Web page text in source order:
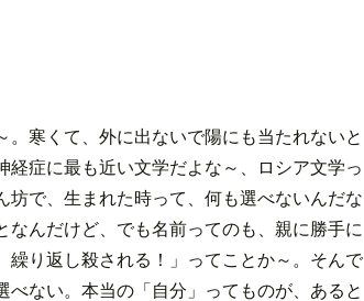
寒くて、外に出ないで陽にも当たれないと
症に最も近い文学だよな～、ロシア文学っ
で、生まれた時って、何も選べないんだな
んだけど、でも名前ってのも、親に勝手に
り返し殺される！」ってことか～。そんで
ない。本当の「自分」ってものが、あると